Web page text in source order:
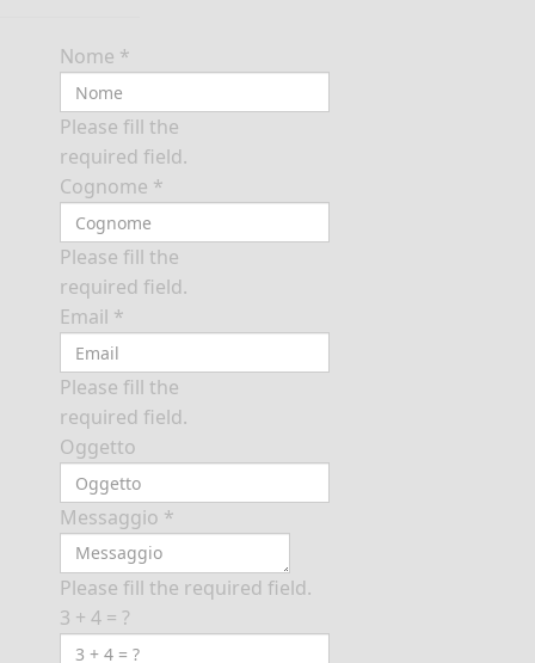
Nome *
Please fill the
required field.
Cognome *
Please fill the
required field.
Email *
Please fill the
required field.
Oggetto
Messaggio *
Please fill the required field.
3 + 4 = ?